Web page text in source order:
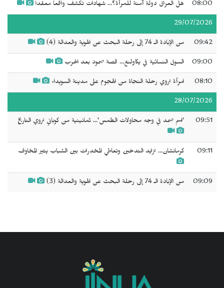
08:00 هل العراق دولة آمنة للمرأة؟... شهادات تكشف واقعاً معقداً
29/07/2026
09:42 من الإبادة الـ 74 إلى رحلة البحث عن الهوية والعدالة (4)
09:00 السوق النسائية في يكاولنغ... قصة صمود بعد الحرب
08:10 امرأة تروي رحلة النجاة من الهجوم على مدينة السويداء
28/07/2026
09:51 'اسم صمد في وجه محاولات الطمس'... ثمانينية من كوباني تروي التاريخ
09:11 كرمانشان... تزايد التدخين وتعاطي المخدرات بين الشباب يثير المخاوف
09:09 من الإبادة الـ 74 إلى رحلة البحث عن الهوية والعدالة (3)